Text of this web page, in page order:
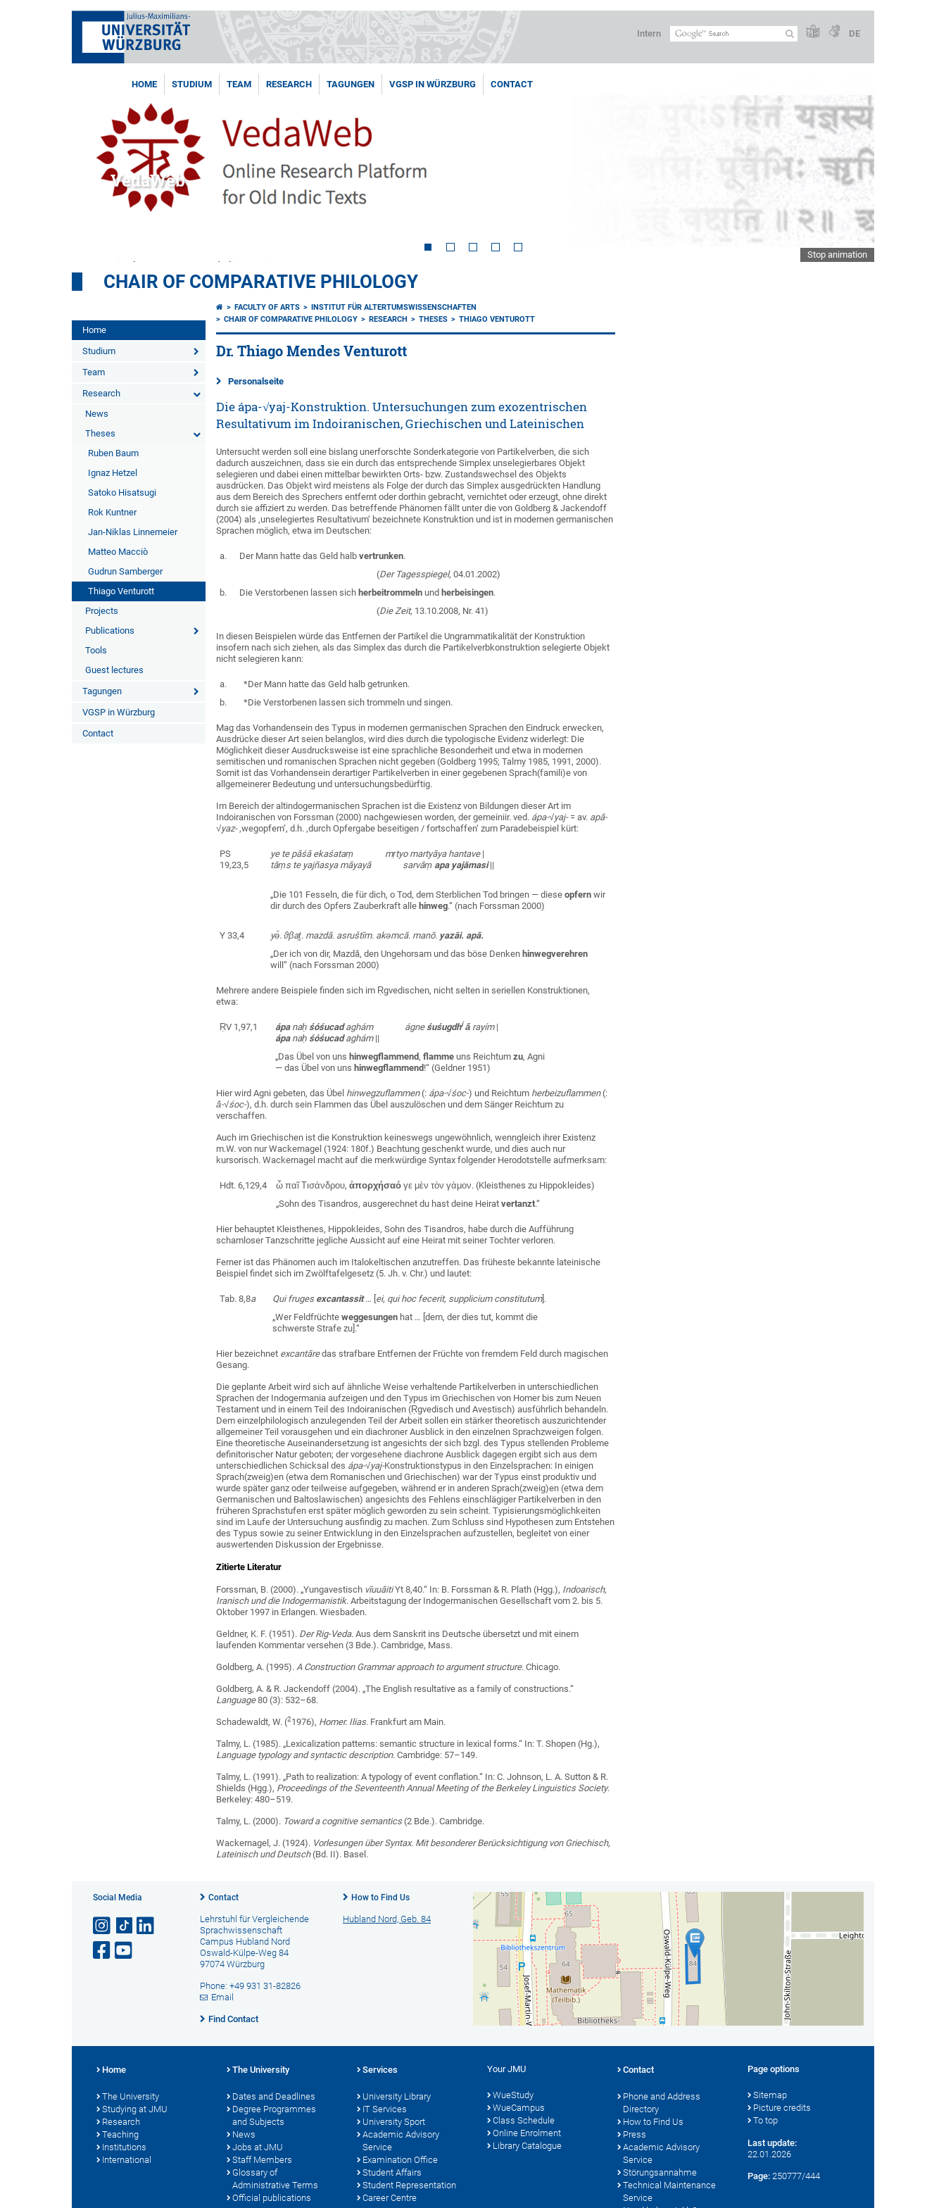
Intern DE
HOME STUDIUM TEAM RESEARCH TAGUNGEN VGSP IN WÜRZBURG CONTACT
VedaWeb
Stop animation
CHAIR OF COMPARATIVE PHILOLOGY
Home
Studium
Team
Research
News
Theses
Ruben Baum
Ignaz Hetzel
Satoko Hisatsugi
Rok Kuntner
Jan-Niklas Linnemeier
Matteo Macciò
Gudrun Samberger
Thiago Venturott
Projects
Publications
Tools
Guest lectures
Tagungen
VGSP in Würzburg
Contact
FACULTY OF ARTS
INSTITUT FÜR ALTERTUMSWISSENSCHAFTEN
CHAIR OF COMPARATIVE PHILOLOGY
RESEARCH THESES THIAGO VENTUROTT
Dr. Thiago Mendes Venturott
Personalseite
Die ápa-√yaj-Konstruktion. Untersuchungen zum exozentrischen
Resultativum im Indoiranischen, Griechischen und Lateinischen
Untersucht werden soll eine bislang unerforschte Sonderkategorie von Partikelverben, die sich
dadurch auszeichnen, dass sie ein durch das entsprechende Simplex unselegierbares Objekt
selegieren und dabei einen mittelbar bewirkten Orts- bzw. Zustandswechsel des Objekts
ausdrücken. Das Objekt wird meistens als Folge der durch das Simplex ausgedrückten Handlung
aus dem Bereich des Sprechers entfernt oder dorthin gebracht, vernichtet oder erzeugt, ohne direkt
durch sie affiziert zu werden. Das betreffende Phänomen fällt unter die von Goldberg & Jackendoff
(2004) als ‚unselegiertes Resultativum‘ bezeichnete Konstruktion und ist in modernen germanischen
Sprachen möglich, etwa im Deutschen:
a. Der Mann hatte das Geld halbvertrunken.
(Der Tagesspiegel, 04.01.2002)
b.
Die Verstorbenen lassen sich herbeitrommeln und herbeisingen.
(Die Zeit, 13.10.2008, Nr. 41)
In diesen Beispielen würde das Entfernen der Partikel die Ungrammatikalität der Konstruktion
insofern nach sich ziehen, als das Simplex das durch die Partikelverbkonstruktion selegierte Objekt
nicht selegieren kann:
a.
*Der Mann hatte das Geld halb getrunken.
b.
*Die Verstorbenen lassen sich trommeln und singen.
Mag das Vorhandensein des Typus in modernen germanischen Sprachen den Eindruck erwecken,
Ausdrücke dieser Art seien belanglos, wird dies durch die typologische Evidenz widerlegt: Die
Möglichkeit dieser Ausdrucksweise ist eine sprachliche Besonderheit und etwa in modernen
semitischen und romanischen Sprachen nicht gegeben (Goldberg 1995; Talmy 1985, 1991, 2000).
Somit ist das Vorhandensein derartiger Partikelverben in einer gegebenen Sprach(famili)e von
allgemeinerer Bedeutung und untersuchungsbedürftig.
Im Bereich der altindogermanischen Sprachen ist die Existenz von Bildungen dieser Art im
Indoiranischen von Forssman (2000) nachgewiesen worden, der gemeiniir. ved. ápa-√yaj-= av. apā-
√yaz-‚wegopfern‘, d.h. ‚durch Opfergabe beseitigen / fortschaffen‘ zum Paradebeispiel kürt:
PS
19,23,5
ye te pāśā ekaśataṃ mṛtyo martyāya hantave |
tāṃste yajñasya māyayā sarvāṃ apa yajāmasi ||
„Die 101 Fesseln, die für dich, o Tod, dem Sterblichen Tod bringen — dieseopfern wir
dir durch des Opfers Zauberkraft alle hinweg.“ (nach Forssman 2000)
Y 33,4 yə̄. ϑβat̰. mazdā. asruštīm. akəmcā. manō. yazāi. apā.
„Der ich von dir, Mazdā, den Ungehorsam und das böse Denken hinwegverehren
will“ (nach Forssman 2000)
Mehrere andere Beispiele finden sich im Ṛgvedischen, nicht selten in seriellen Konstruktionen,
etwa:
ṚV 1,97,1 ápanaḥ śóśucadaghám ágne śuśugdhí ā́ rayím |
ápanaḥ śóśucadaghám ||
„Das Übel von uns hinwegflammend,flamme uns Reichtumzu, Agni
— das Übel von uns hinwegflammend !“ (Geldner 1951)
Hier wird Agni gebeten, das Übel hinwegzuflammen(: ápa-√śoc-) und Reichtum herbeizuflammen(:
ā́-√śoc-), d.h. durch sein Flammen das Übel auszulöschen und dem Sänger Reichtum zu
verschaffen.
Auch im Griechischen ist die Konstruktion keineswegs ungewöhnlich, wenngleich ihrer Existenz
m.W. von nur Wackernagel (1924: 180f.) Beachtung geschenkt wurde, und dies auch nur
kursorisch. Wackernagel macht auf die merkwürdige Syntax folgender Herodotstelle aufmerksam:
Hdt. 6,129,4 ὦ παῖ Τισάνδρου,ἀπορχήσαό γε μὲν τὸν γάμον. (Kleisthenes zu Hippokleides)
„Sohn des Tisandros, ausgerechnet du hast deine Heiratvertanzt.“
Hier behauptet Kleisthenes, Hippokleides, Sohn des Tisandros, habe durch die Aufführung
schamloser Tanzschritte jegliche Aussicht auf eine Heirat mit seiner Tochter verloren.
Ferner ist das Phänomen auch im Italokeltischen anzutreffen. Das früheste bekannte lateinische
Beispiel findet sich im Zwölftafelgesetz (5. Jh. v. Chr.) und lautet:
Tab. 8,8a Qui fruges excantassit… ei, qui hoc fecerit, supplicium constitutum].
„Wer Feldfrüchteweggesungen hat … [dem, der dies tut, kommt die
schwerste Strafe zu] .“
Hier bezeichnet excantāredas strafbare Entfernen der Früchte von fremdem Feld durch magischen
Gesang.
Die geplante Arbeit wird sich auf ähnliche Weise verhaltende Partikelverben in unterschiedlichen
Sprachen der Indogermania aufzeigen und den Typus im Griechischen von Homer bis zum Neuen
Testament und in einem Teil des Indoiranischen (Ṛgvedisch und Avestisch) ausführlich behandeln.
Dem einzelphilologisch anzulegenden Teil der Arbeit sollen ein stärker theoretisch auszurichtender
allgemeiner Teil vorausgehen und ein diachroner Ausblick in den einzelnen Sprachzweigen folgen.
Eine theoretische Auseinandersetzung ist angesichts der sich bzgl. des Typus stellenden Probleme
definitorischer Natur geboten; der vorgesehene diachrone Ausblick dagegen ergibt sich aus dem
unterschiedlichen Schicksal des ápa-√yaj-Konstruktionstypus in den Einzelsprachen: In einigen
Sprach(zweig)en (etwa dem Romanischen und Griechischen) war der Typus einst produktiv und
wurde später ganz oder teilweise aufgegeben, während er in anderen Sprach(zweig)en (etwa dem
Germanischen und Baltoslawischen) angesichts des Fehlens einschlägiger Partikelverben in den
früheren Sprachstufen erst später möglich geworden zu sein scheint. Typisierungsmöglichkeiten
sind im Laufe der Untersuchung ausfindig zu machen. Zum Schluss sind Hypothesen zum Entstehen
des Typus sowie zu seiner Entwicklung in den Einzelsprachen aufzustellen, begleitet von einer
auswertenden Diskussion der Ergebnisse.
Zitierte Literatur
Forssman, B. (2000). „Yungavestisch vīuuāitiYt 8,40.“ In: B. Forssman & R. Plath (Hgg.), Indoarisch,
Iranisch und die Indogermanistik.Arbeitstagung der Indogermanischen Gesellschaft vom 2. bis 5.
Oktober 1997 in Erlangen. Wiesbaden.
Geldner, K. F. (1951). Der Rig-Veda.Aus dem Sanskrit ins Deutsche übersetzt und mit einem
laufenden Kommentar versehen (3 Bde.). Cambridge, Mass.
Goldberg, A. (1995).A Construction Grammar approach to argument structure. Chicago.
Goldberg, A. & R. Jackendoff (2004). „The English resultative as a family of constructions.“
Language80 (3): 532–68.
Schadewaldt, W. (21976), Homer. Ilias. Frankfurt am Main.
Talmy, L. (1985). „Lexicalization patterns: semantic structure in lexical forms.“ In: T. Shopen (Hg.),
Language typology and syntactic description. Cambridge: 57–149.
Talmy, L. (1991). „Path to realization: A typology of event conflation.“ In: C. Johnson, L. A. Sutton & R.
Shields (Hgg.), Proceedings of the Seventeenth Annual Meeting of the Berkeley Linguistics Society.
Berkeley: 480–519.
Talmy, L. (2000). Toward a cognitive semantics(2 Bde.). Cambridge.
Wackernagel, J. (1924). Vorlesungen über Syntax. Mit besonderer Berücksichtigung von Griechisch,
Lateinisch und Deutsch(Bd. II). Basel.
Social Media Contact
Lehrstuhl für Vergleichende
Sprachwissenschaft
Campus Hubland Nord
Oswald-Külpe-Weg 84
97074 Würzburg
Phone: +49 931 31-82826
Email
Find Contact
How to Find Us
Hubland Nord, Geb. 84
Home
The University
Studying at JMU
Research
Teaching
Institutions
International
The University
Dates and Deadlines
Degree Programmes
and Subjects
News
Jobs at JMU
Staff Members
Glossary of
Administrative Terms
Official publications
Services
University Library
IT Services
University Sport
Academic Advisory
Service
Examination Office
Student Affairs
Student Representation
Career Centre
Your JMU
WueStudy
WueCampus
Class Schedule
Online Enrolment
Library Catalogue
Contact
Phone and Address
Directory
How to Find Us
Press
Academic Advisory
Service
Störungsannahme
Technical Maintenance
Service
Page options
Sitemap
Picture credits
To top
Last update:
22.01.2026
Page: 250777/444